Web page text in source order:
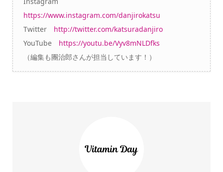
https://www.instagram.com/danjirokatsu
Twitter http://twitter.com/katsuradanjiro
YouTube https://youtu.be/Vyv8mNLDfks
（編集も團治郎さんが担当しています！）